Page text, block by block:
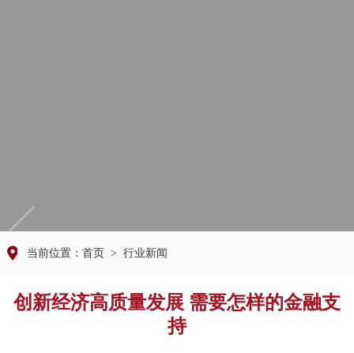
当前位置： 首页 > 行业新闻
创新经济高质量发展 需要怎样的金融支
持